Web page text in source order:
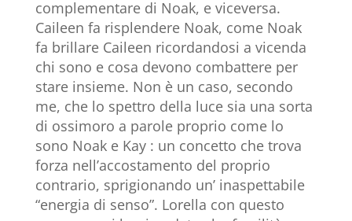
complementare di Noak, e viceversa.
Caileen fa risplendere Noak, come Noak
fa brillare Caileen ricordandosi a vicenda
chi sono e cosa devono combattere per
stare insieme. Non è un caso, secondo
me, che lo spettro della luce sia una sorta
di ossimoro a parole proprio come lo
sono Noak e Kay : un concetto che trova
forza nell’accostamento del proprio
contrario, sprigionando un’ inaspettabile
“energia di senso”. Lorella con questo